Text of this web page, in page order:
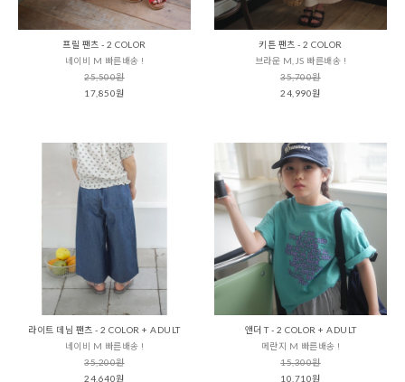
프릴 팬츠 - 2 COLOR
네이비 M 빠른배송 !
25,500원
17,850원
키튼 팬츠 - 2 COLOR
브라운 M,JS 빠른배송 !
35,700원
24,990원
라이트 데님 팬츠 - 2 COLOR + ADULT
네이비 M 빠른배송 !
35,200원
24,640원
앤더 T - 2 COLOR + ADULT
메란지 M 빠른배송 !
15,300원
10,710원